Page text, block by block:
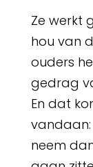
Ze werkt
hou van
ouders
gedrag
En dat
vandaan:
neem